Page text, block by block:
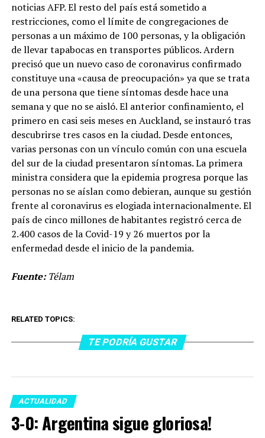
noticias AFP. El resto del país está sometido a
restricciones, como el límite de congregaciones de
personas a un máximo de 100 personas, y la obligación
de llevar tapabocas en transportes públicos. Ardern
precisó que un nuevo caso de coronavirus confirmado
constituye una «causa de preocupación» ya que se trata
de una persona que tiene síntomas desde hace una
semana y que no se aisló. El anterior confinamiento, el
primero en casi seis meses en Auckland, se instauró tras
descubrirse tres casos en la ciudad. Desde entonces,
varias personas con un vínculo común con una escuela
del sur de la ciudad presentaron síntomas. La primera
ministra considera que la epidemia progresa porque las
personas no se aíslan como debieran, aunque su gestión
frente al coronavirus es elogiada internacionalmente. El
país de cinco millones de habitantes registró cerca de
2.400 casos de la Covid-19 y 26 muertos por la
enfermedad desde el inicio de la pandemia.
Fuente:Télam
RELATED TOPICS:
TE PODRÍA GUSTAR
ACTUALIDAD
3-0: Argentina sigue gloriosa!